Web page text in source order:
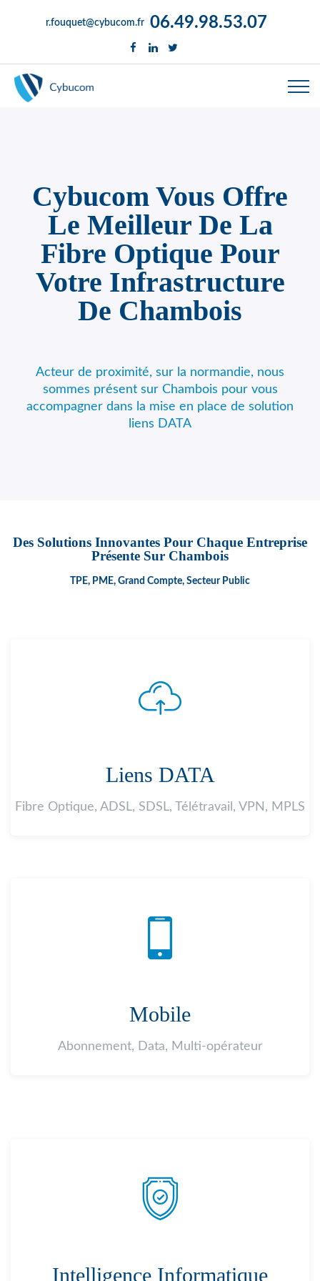
r.fouquet@cybucom.fr 06.49.98.53.07
Cybucom Vous Offre
Le Meilleur De La
Fibre Optique Pour
Votre Infrastructure
De Chambois
Acteur de proximité, sur la normandie, nous
sommes présent sur Chambois pour vous
accompagner dans la mise en place de solution
liens DATA
Des Solutions Innovantes Pour Chaque Entreprise
Présente Sur Chambois
TPE, PME, Grand Compte, Secteur Public
Liens DATA
Fibre Optique, ADSL, SDSL, Télétravail, VPN, MPLS
Mobile
Abonnement, Data, Multi-opérateur
Intelligence Informatique